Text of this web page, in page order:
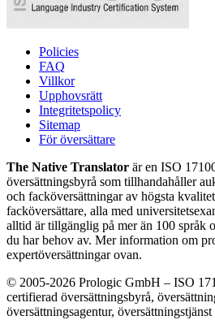
Policies
FAQ
Villkor
Upphovsrätt
Integritetspolicy
Sitemap
För översättare
The Native Translator är en ISO
översättningsbyrå som tillhandahåller
och facköversättningar av högsta
facköversättare, alla med
alltid är tillgänglig på mer än 100 språk
du har behov av. Mer information om
expertöversättningar ovan.
© 2005-2026 Prologic GmbH – ISO
certifierad översättningsbyrå,
översättningsagentur, översättningstjänst